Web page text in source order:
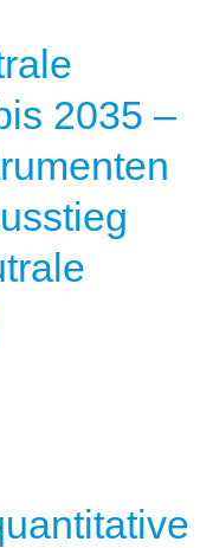
2035 –